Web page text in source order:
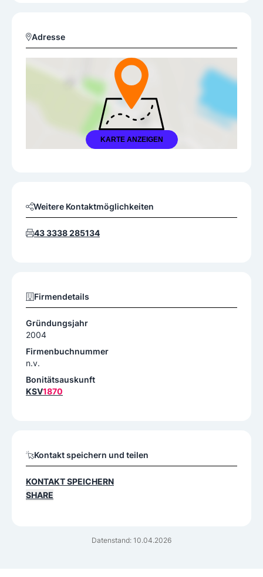
Adresse
KARTE ANZEIGEN
Datenstand: 10.04.2026
Weitere Kontaktmöglichkeiten
43 3338 285134
Firmendetails
Gründungsjahr
2004
Firmenbuchnummer
n.v.
Bonitätsauskunft
KSV1870
Kontakt speichern und teilen
KONTAKT SPEICHERN
SHARE